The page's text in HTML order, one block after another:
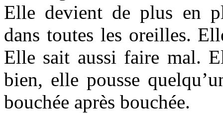
Elle devient de plus en
dans toutes les oreilles.
Elle sait aussi faire mal.
bien, elle pousse
bouchée après bouchée.